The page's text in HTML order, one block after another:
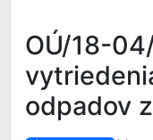
OÚ/18-
odpadov